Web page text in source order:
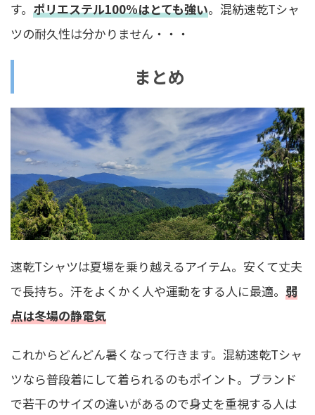
す。 ポリエステル100%はとても強い。混紡速乾Tシャ
ツの耐久性は分かりません・・・
まとめ
速乾Tシャツは夏場を乗り越えるアイテム。安くて丈夫
で長持ち。汗をよくかく人や運動をする人に最適。 弱
点は冬場の静電気
これからどんどん暑くなって行きます。混紡速乾Tシャ
ツなら普段着にして着られるのもポイント。ブランド
で若干のサイズの違いがあるので身丈を重視する人は